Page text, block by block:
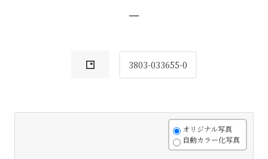
−
3803-033655-0
オリジナル写真
自動カラー化写真